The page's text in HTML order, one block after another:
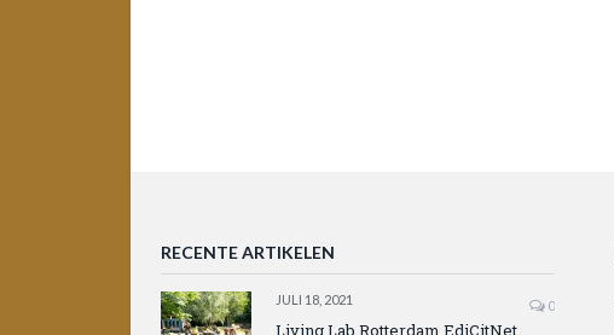
RECENTE ARTIKELEN
JULI 18, 2021 0
Living Lab Rotterdam EdiCitNet